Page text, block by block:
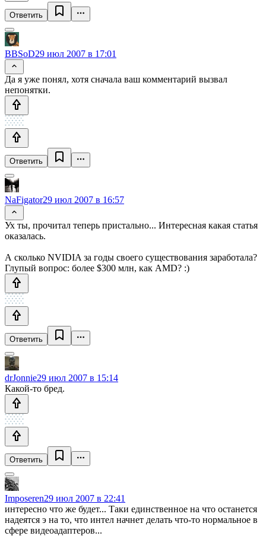
Ответить
BBSoD29 июл 2007 в 17:01
Да я уже понял, хотя сначала ваш комментарий вызвал
непонятки.
Ответить
NaFigator29 июл 2007 в 16:57
Ух ты, прочитал теперь пристально... Интересная какая статья
оказалась.
А сколько NVIDIA за годы своего существования заработала?
Глупый вопрос: более $300 млн, как AMD? :)
Ответить
drJonnie29 июл 2007 в 15:14
Какой-то бред.
Ответить
Imposeren29 июл 2007 в 22:41
интересно что же будет... Таки единственное на что останется
надеятся э на то, что интел начнет делать что-то нормальное в
сфере видеоадаптеров...